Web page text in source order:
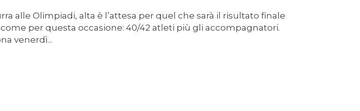
alle Olimpiadi, alta è l’attesa per quel che sarà il risultato finale
per questa occasione: 40/42 atleti più gli accompagnatori.
venerdì...